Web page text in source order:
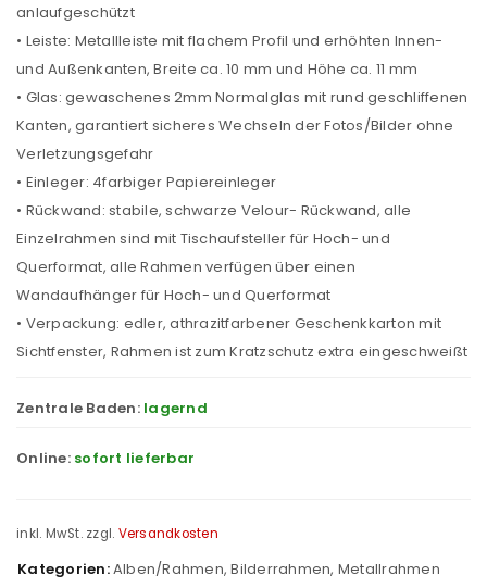
anlaufgeschützt
• Leiste: Metallleiste mit flachem Profil und erhöhten Innen-
und Außenkanten, Breite ca. 10 mm und Höhe ca. 11 mm
• Glas: gewaschenes 2mm Normalglas mit rund geschliffenen
Kanten, garantiert sicheres Wechseln der Fotos/Bilder ohne
Verletzungsgefahr
• Einleger: 4farbiger Papiereinleger
• Rückwand: stabile, schwarze Velour- Rückwand, alle
Einzelrahmen sind mit Tischaufsteller für Hoch- und
Querformat, alle Rahmen verfügen über einen
Wandaufhänger für Hoch- und Querformat
• Verpackung: edler, athrazitfarbener Geschenkkarton mit
Sichtfenster, Rahmen ist zum Kratzschutz extra eingeschweißt
Zentrale Baden: lagernd
Online: sofort lieferbar
inkl. MwSt. zzgl. Versandkosten
Kategorien:Alben/Rahmen,Bilderrahmen, Metallrahmen